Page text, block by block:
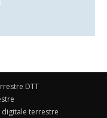
DTT
digitale terrestre